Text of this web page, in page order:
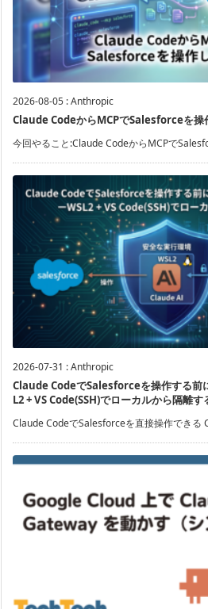
2026-08-05 :Anthropic
Claude CodeからMCPでSalesforceを操
今回やること:Claude CodeからMCPで
2026-07-31 :Anthropic
Claude CodeでSalesforceを操作する前
L2 + VS Code(SSH)でローカルから隔離す
Claude CodeでSalesforceを直接操作できる